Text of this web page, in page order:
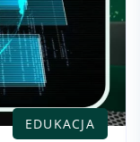
EDUKACJA